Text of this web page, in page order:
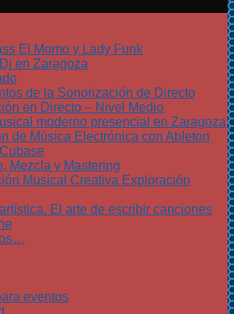
El Momo y Lady Funk
en Zaragoza
de la Sonorización de Directo
en Directo – Nivel Medio
moderno presencial en Zaragoza
de Música Electrónica con Ableton
Mezcla y Mastering
Musical Creativa Exploración
El arte de escribir canciones
eventos